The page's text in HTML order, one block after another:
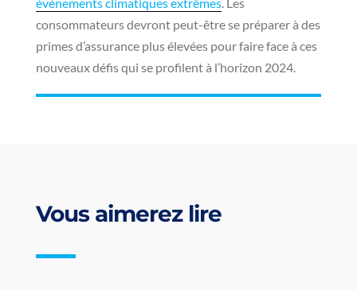
événements climatiques extrêmes. Les
consommateurs devront peut-être se préparer à des
primes d’assurance plus élevées pour faire face à ces
nouveaux défis qui se profilent à l’horizon 2024.
Vous aimerez lire